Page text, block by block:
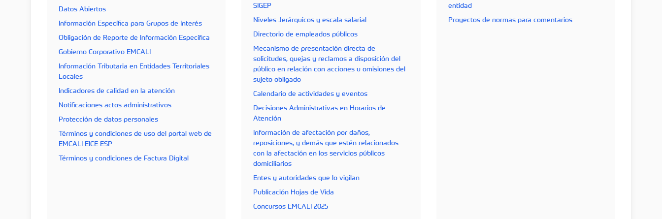
Datos Abiertos
Información Específica para Grupos de Interés
Obligación de Reporte de Información Específica
Gobierno Corporativo EMCALI
Información Tributaria en Entidades Territoriales
Locales
Indicadores de calidad en la atención
Notificaciones actos administrativos
Protección de datos personales
Términos y condiciones de uso del portal web de
EMCALI EICE ESP
Términos y condiciones de Factura Digital
SIGEP
Niveles Jerárquicos y escala salarial
Directorio de empleados públicos
Mecanismo de presentación directa de
solicitudes, quejas y reclamos a disposición del
público en relación con acciones u omisiones del
sujeto obligado
Calendario de actividades y eventos
Decisiones Administrativas en Horarios de
Atención
Información de afectación por daños,
reposiciones, y demás que estén relacionados
con la afectación en los servicios públicos
domiciliarios
Entes y autoridades que lo vigilan
Publicación Hojas de Vida
Concursos EMCALI 2025
entidad
Proyectos de normas para comentarios